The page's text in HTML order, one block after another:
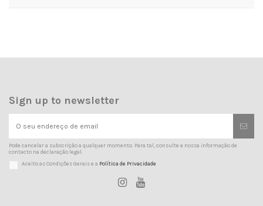
Sign up to newsletter
Pode cancelar a subscrição a qualquer momento. Para tal, consulte a nossa informação de
contacto na declaração legal.
Aceito as Condições Gerais e a Política de Privacidade